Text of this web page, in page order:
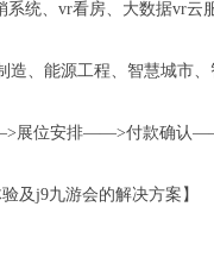
统、vr看房、大数据vr
、能源工程、智慧城市、
展位安排——>付款确认
及j9九游会的解决方案】